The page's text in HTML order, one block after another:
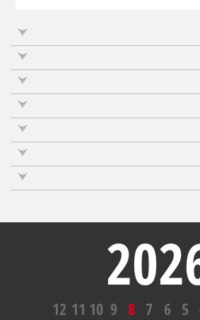
5
6
7
8
9
10
11
12